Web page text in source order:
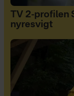
TV 2-profilen
nyresvigt